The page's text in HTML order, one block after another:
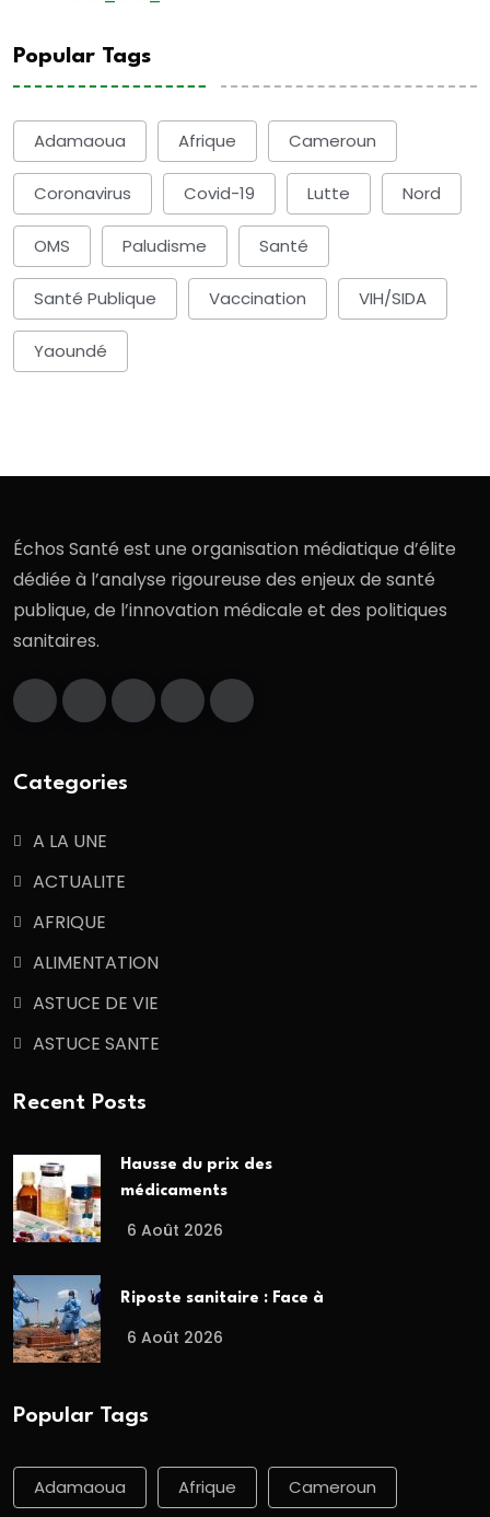
Popular Tags
Adamaoua Afrique Cameroun
Coronavirus Covid-19 Lutte Nord
OMS Paludisme Santé
Santé Publique Vaccination VIH/SIDA
Yaoundé
Échos Santé est une organisation médiatique d’élite
dédiée à l’analyse rigoureuse des enjeux de santé
publique, de l’innovation médicale et des politiques
sanitaires.
Categories
A LA UNE
ACTUALITE
AFRIQUE
ALIMENTATION
ASTUCE DE VIE
ASTUCE SANTE
Recent Posts
Hausse du prix des
médicaments
6 Août 2026
Riposte sanitaire : Face à
6 Août 2026
Popular Tags
Adamaoua Afrique Cameroun